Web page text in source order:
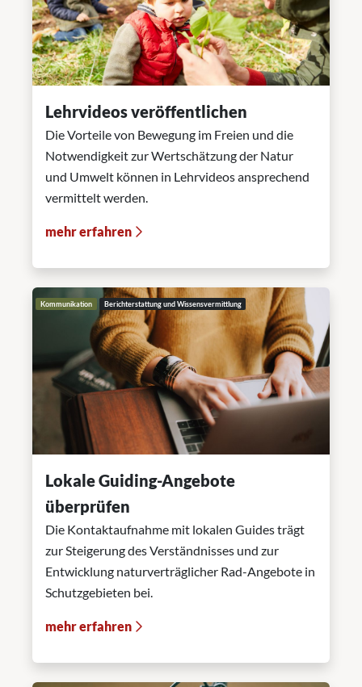
Lehrvideos veröffentlichen
Die Vorteile von Bewegung im Freien und die
Notwendigkeit zur Wertschätzung der Natur
und Umwelt können in Lehrvideos ansprechend
vermittelt werden.
mehr erfahren
Kommunikation Berichterstattung und Wissensvermittlung
Lokale Guiding-Angebote
überprüfen
Die Kontaktaufnahme mit lokalen Guides trägt
zur Steigerung des Verständnisses und zur
Entwicklung naturverträglicher Rad-Angebote in
Schutzgebieten bei.
mehr erfahren